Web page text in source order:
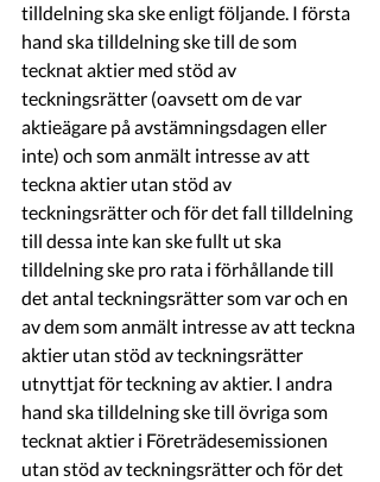
tilldelning ska ske enligt följande. I första
hand ska tilldelning ske till de som
tecknat aktier med stöd av
teckningsrätter (oavsett om de var
aktieägare på avstämningsdagen eller
inte) och som anmält intresse av att
teckna aktier utan stöd av
teckningsrätter och för det fall tilldelning
till dessa inte kan ske fullt ut ska
tilldelning ske pro rata i förhållande till
det antal teckningsrätter som var och en
av dem som anmält intresse av att teckna
aktier utan stöd av teckningsrätter
utnyttjat för teckning av aktier. I andra
hand ska tilldelning ske till övriga som
tecknat aktier i Företrädesemissionen
utan stöd av teckningsrätter och för det